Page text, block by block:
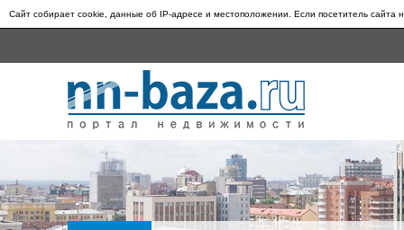
Сайт собирает cookie, данные об IP-адресе и местоположении. Если посетитель сайта